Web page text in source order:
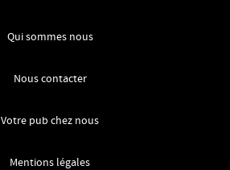
Qui sommes nous
Nous contacter
Votre pub chez nous
Mentions légales